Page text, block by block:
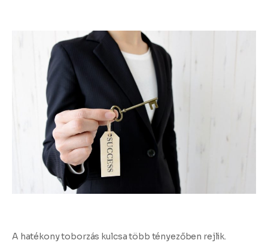
A hatékony toborzás kulcsa több tényezőben rejlik.